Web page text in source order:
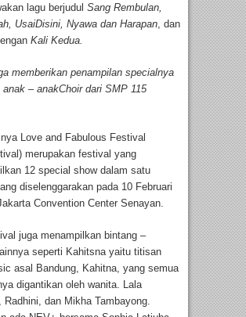
lagu berjudul Sang Rembulan,
UsaiDisini, Nyawa dan Harapan , dan
Kali Kedua.
memberikan penampilan specialnya
anak – anakChoir dari SMP 115
Love and Fabulous Festival
merupakan festival yang
12 special show dalam satu
diselenggarakan pada 10 Februari
Convention Center Senayan.
juga menampilkan bintang –
seperti Kahitsna yaitu titisan
asal Bandung, Kahitna, yang semua
digantikan oleh wanita. Lala
Radhini, dan Mikha Tambayong.